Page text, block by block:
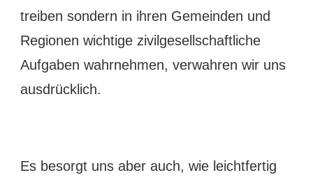
treiben sondern in ihren Gemeinden und
Regionen wichtige zivilgesellschaftliche
Aufgaben wahrnehmen, verwahren wir uns
ausdrücklich.
Es besorgt uns aber auch, wie leichtfertig